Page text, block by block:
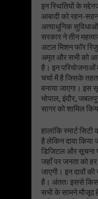
इन स्थितियों के
आबादी को रहन-
अत्याधुनिक
सरकार ने तीन
अटल मिशन फॉर
अमृत और सभी को
है। इन परियोजनाओं
चर्चा में है जिसके
बनाया जाएगा। इस
भोपाल, इंदौर,
सागर को शामिल
हालांकि स्मार्ट सिटी
है लेकिन दावा किया
डिजिटल और सूचना
जहाँ पर जनता को
जाएगी। इन दावों की
है। अंततः इससे
सभी के सामने मौजूद